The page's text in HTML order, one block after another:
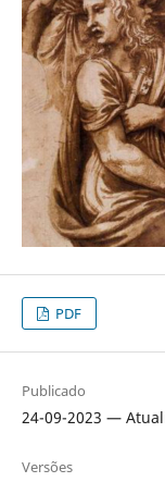
PDF
Publicado
24-09-2023 —
Versões